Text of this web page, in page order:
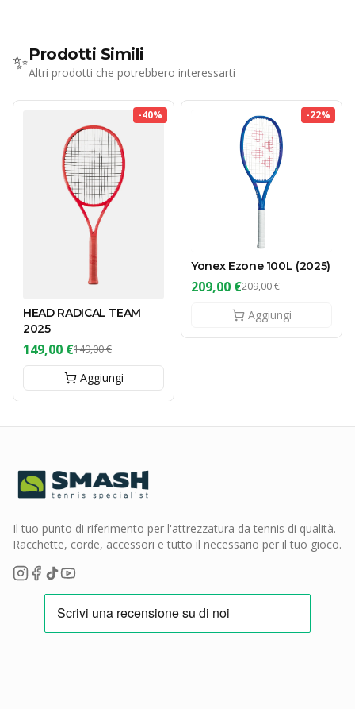
✨Prodotti Simili
Altri prodotti che potrebbero interessarti
-40%
HEAD RADICAL TEAM
2025
149,00 €149,00 €
Aggiungi
-22%
Yonex Ezone 100L (2025)
209,00 €209,00 €
Aggiungi
Il tuo punto di riferimento per l'attrezzatura da tennis di qualità.
Racchette, corde, accessori e tutto il necessario per il tuo gioco.